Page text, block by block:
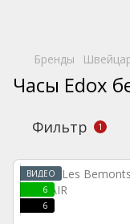
Бренды
Часы Edox
Фильтр 1
ВИДЕО
6
6